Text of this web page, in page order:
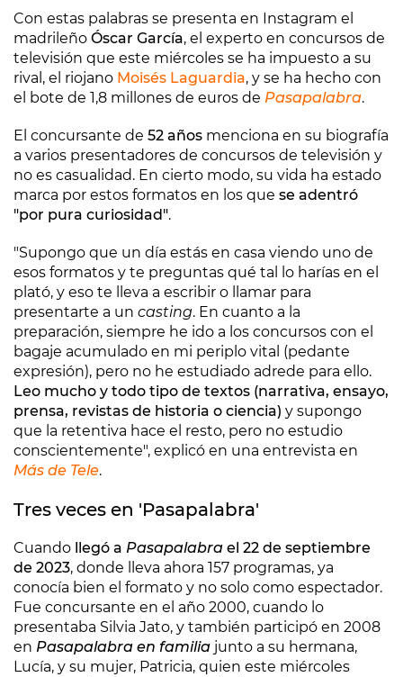
Con estas palabras se presenta en Instagram el
madrileño Óscar García, el experto en concursos de
televisión que este miércoles se ha impuesto a su
rival, el riojano Moisés Laguardia, y se ha hecho con
el bote de 1,8 millones de euros de Pasapalabra.
El concursante de 52 años menciona en su biografía
a varios presentadores de concursos de televisión y
no es casualidad. En cierto modo, su vida ha estado
marca por estos formatos en los que se adentró
"por pura curiosidad".
"Supongo que un día estás en casa viendo uno de
esos formatos y te preguntas qué tal lo harías en el
plató, y eso te lleva a escribir o llamar para
presentarte a un casting. En cuanto a la
preparación, siempre he ido a los concursos con el
bagaje acumulado en mi periplo vital (pedante
expresión), pero no he estudiado adrede para ello.
Leo mucho y todo tipo de textos (narrativa, ensayo,
prensa, revistas de historia o ciencia) y supongo
que la retentiva hace el resto, pero no estudio
conscientemente", explicó en una entrevista en
Más de Tele.
Tres veces en 'Pasapalabra'
Cuando llegó a Pasapalabra el 22 de septiembre
de 2023, donde lleva ahora 157 programas, ya
conocía bien el formato y no solo como espectador.
Fue concursante en el año 2000, cuando lo
presentaba Silvia Jato, y también participó en 2008
en Pasapalabra en familia junto a su hermana,
Lucía, y su mujer, Patricia, quien este miércoles